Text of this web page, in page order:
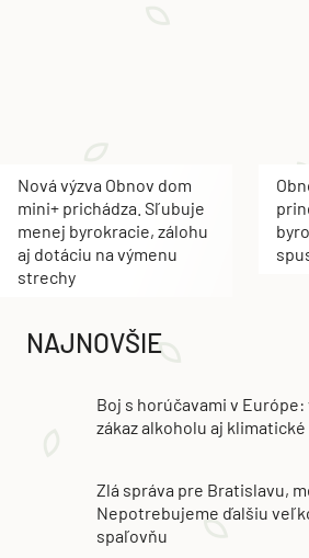
Nová výzva Obnov dom
mini+ prichádza. Sľubuje
menej byrokracie, zálohu
aj dotáciu na výmenu
strechy
NAJNOVŠIE
Boj s horúčavami v
zákaz alkoholu aj
Zlá správa pre Bratislavu,
Nepotrebujeme ďalšiu
spaľovňu